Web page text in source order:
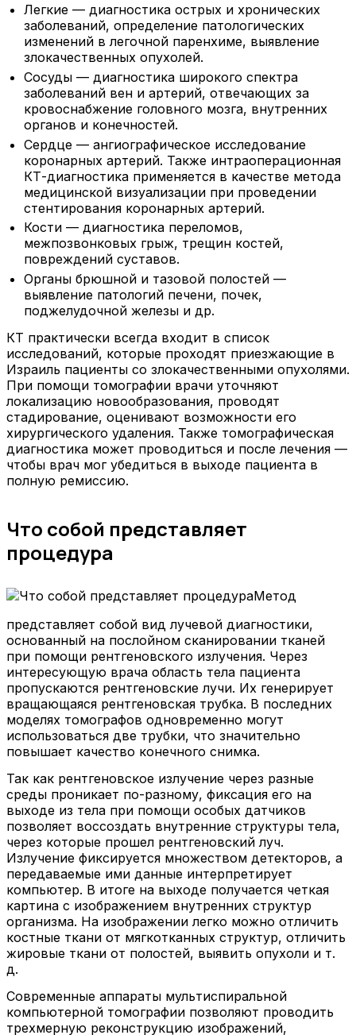
Легкие — диагностика острых и хронических
заболеваний, определение патологических
изменений в легочной паренхиме, выявление
злокачественных опухолей.
Сосуды — диагностика широкого спектра
заболеваний вен и артерий, отвечающих за
кровоснабжение головного мозга, внутренних
органов и конечностей.
Сердце — ангиографическое исследование
коронарных артерий. Также интраоперационная
КТ-диагностика применяется в качестве метода
медицинской визуализации при проведении
стентирования коронарных артерий.
Кости — диагностика переломов,
межпозвонковых грыж, трещин костей,
повреждений суставов.
Органы брюшной и тазовой полостей —
выявление патологий печени, почек,
поджелудочной железы и др.
КТ практически всегда входит в список
исследований, которые проходят приезжающие в
Израиль пациенты со злокачественными опухолями.
При помощи томографии врачи уточняют
локализацию новообразования, проводят
стадирование, оценивают возможности его
хирургического удаления. Также томографическая
диагностика может проводиться и после лечения —
чтобы врач мог убедиться в выходе пациента в
полную ремиссию.
Что собой представляет
процедура
Метод
представляет собой вид лучевой диагностики,
основанный на послойном сканировании тканей
при помощи рентгеновского излучения. Через
интересующую врача область тела пациента
пропускаются рентгеновские лучи. Их генерирует
вращающаяся рентгеновская трубка. В последних
моделях томографов одновременно могут
использоваться две трубки, что значительно
повышает качество конечного снимка.
Так как рентгеновское излучение через разные
среды проникает по-разному, фиксация его на
выходе из тела при помощи особых датчиков
позволяет воссоздать внутренние структуры тела,
через которые прошел рентгеновский луч.
Излучение фиксируется множеством детекторов, а
передаваемые ими данные интерпретирует
компьютер. В итоге на выходе получается четкая
картина с изображением внутренних структур
организма. На изображении легко можно отличить
костные ткани от мягкотканных структур, отличить
жировые ткани от полостей, выявить опухоли и т.
д.
Современные аппараты мультиспиральной
компьютерной томографии позволяют проводить
трехмерную реконструкцию изображений,